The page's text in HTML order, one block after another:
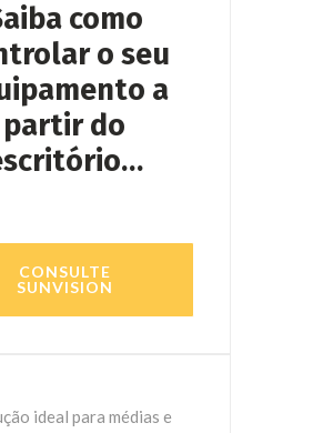
como
o seu
a
partir do
CONSULTE
SUNVISION
ideal para médias e